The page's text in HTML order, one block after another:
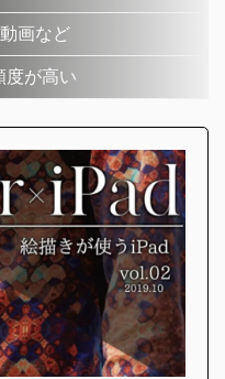
画など
が高い